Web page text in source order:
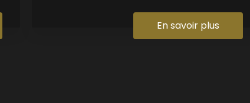
En savoir plus